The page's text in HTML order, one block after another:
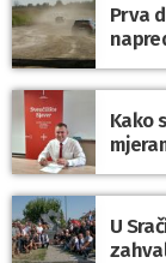
Prva
Kako
U